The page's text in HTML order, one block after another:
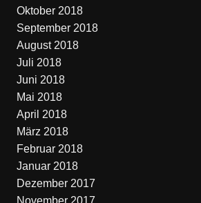
Oktober 2018
September 2018
August 2018
Juli 2018
Juni 2018
Mai 2018
April 2018
März 2018
Februar 2018
Januar 2018
Dezember 2017
November 2017